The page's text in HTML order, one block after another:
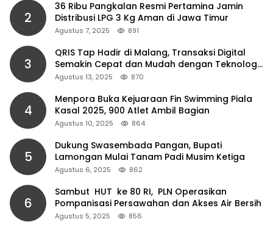
2
36 Ribu Pangkalan Resmi Pertamina Jamin
Distribusi LPG 3 Kg Aman di Jawa Timur
Agustus 7, 2025 891
3
QRIS Tap Hadir di Malang, Transaksi Digital
Semakin Cepat dan Mudah dengan Teknologi
NFC
Agustus 13, 2025 870
4
Menpora Buka Kejuaraan Fin Swimming Piala
Kasal 2025, 900 Atlet Ambil Bagian
Agustus 10, 2025 864
5
Dukung Swasembada Pangan, Bupati
Lamongan Mulai Tanam Padi Musim Ketiga
Agustus 6, 2025 862
6
Sambut HUT ke 80 RI, PLN Operasikan
Pompanisasi Persawahan dan Akses Air Bersih
Agustus 5, 2025 856